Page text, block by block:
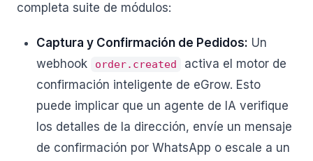
completa suite de módulos:
Captura y Confirmación de Pedidos: Un
webhook
order.created
activa el motor de
confirmación inteligente de eGrow. Esto
puede implicar que un agente de IA verifique
los detalles de la dirección, envíe un mensaje
de confirmación por WhatsApp o escale a un